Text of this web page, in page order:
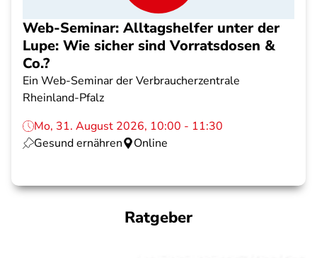
Web-Seminar: Alltagshelfer unter der
Lupe: Wie sicher sind Vorratsdosen &
Co.?
Ein Web-Seminar der Verbraucherzentrale
Rheinland-Pfalz
Mo, 31. August 2026, 10:00 - 11:30
Gesund ernähren
Online
Ratgeber